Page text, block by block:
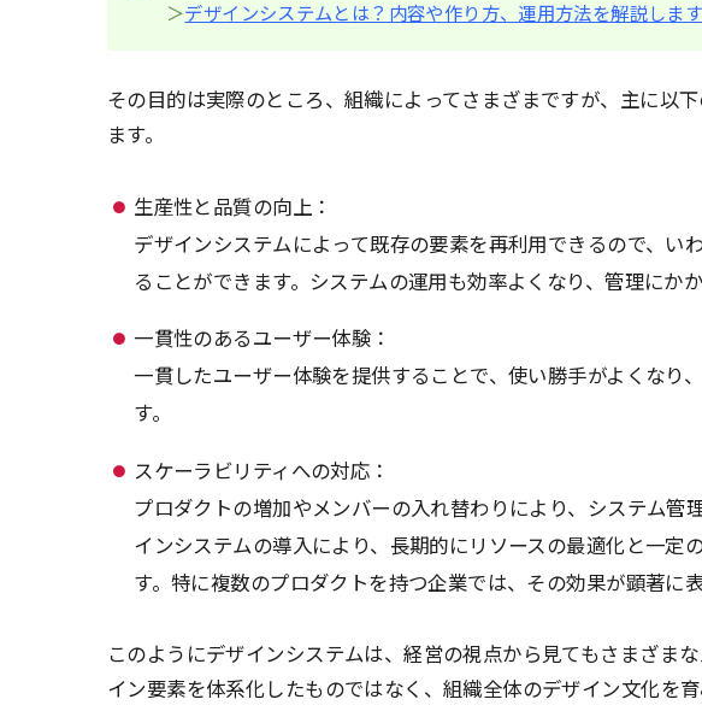
＞デザインシステムとは？内容や作り方、運用方法を解説します
その目的は実際のところ、組織によってさまざまですが、主に以
ます。
生産性と品質の向上：
デザインシステムによって既存の要素を再利用できるので、い
ることができます。システムの運用も効率よくなり、管理にか
一貫性のあるユーザー体験：
一貫したユーザー体験を提供することで、使い勝手がよくなり
す。
スケーラビリティへの対応：
プロダクトの増加やメンバーの入れ替わりにより、システム管
インシステムの導入により、長期的にリソースの最適化と一定
す。特に複数のプロダクトを持つ企業では、その効果が顕著に表
このようにデザインシステムは、経営の視点から見てもさまざま
イン要素を体系化したものではなく、組織全体のデザイン文化を